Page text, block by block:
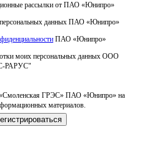
рассылки от ПАО «Юнипро»
данных ПАО «Юнипро»
ПАО «Юнипро»
моих персональных данных ООО
РАРУС"
ГРЭС» ПАО «Юнипро» на
материалов.